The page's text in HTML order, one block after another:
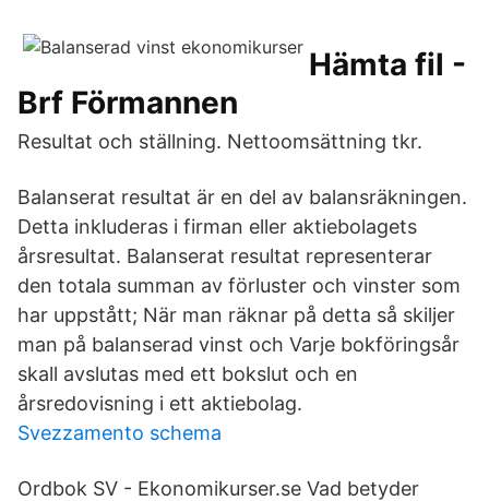
Hämta fil -
Brf Förmannen
Resultat och ställning. Nettoomsättning tkr.
Balanserat resultat är en del av balansräkningen.
Detta inkluderas i firman eller aktiebolagets
årsresultat. Balanserat resultat representerar
den totala summan av förluster och vinster som
har uppstått; När man räknar på detta så skiljer
man på balanserad vinst och Varje bokföringsår
skall avslutas med ett bokslut och en
årsredovisning i ett aktiebolag.
Svezzamento schema
Ordbok SV - Ekonomikurser.se Vad betyder